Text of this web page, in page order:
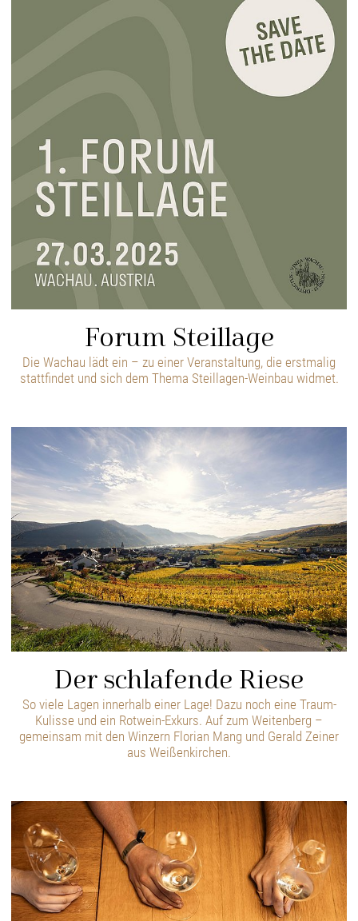
Forum Steillage
Die Wachau lädt ein – zu einer Veranstaltung, die erstmalig
stattfindet und sich dem Thema Steillagen-Weinbau widmet.
Der schlafende Riese
So viele Lagen innerhalb einer Lage! Dazu noch eine Traum-
Kulisse und ein Rotwein-Exkurs. Auf zum Weitenberg –
gemeinsam mit den Winzern Florian Mang und Gerald Zeiner
aus Weißenkirchen.